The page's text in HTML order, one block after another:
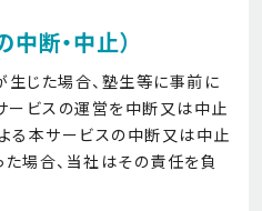
断・中止）
じた場合、塾生等に事前に
ービスの運営を中断又は中止
る本サービスの中断又は中止
場合、当社はその責任を負